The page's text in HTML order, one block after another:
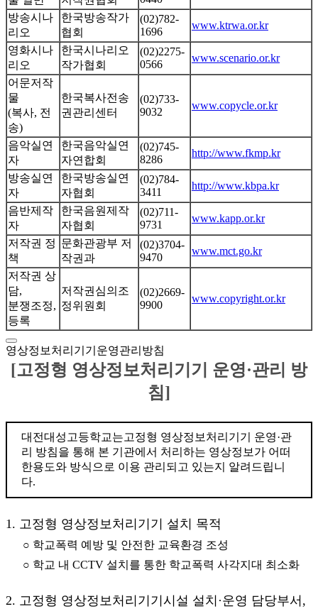
방송시나
리오
한국방송작가
협회
(02)782-
1696
www.ktrwa.or.kr
영화시나
리오
한국시나리오
작가협회
(02)2275-
0566
www.scenario.or.kr
어문저작
물
(복사, 전
송)
한국복사전송
권관리센터
(02)733-
9032
www.copycle.or.kr
음악실연
자
한국음악실연
자연합회
(02)745-
8286
http://www.fkmp.kr
방송실연
자
한국방송실연
자협회
(02)784-
3411
http://www.kbpa.kr
음반제작
자
한국음원제작
자협회
(02)711-
9731
www.kapp.or.kr
저작권 정
책
문화관광부 저
작권과
(02)3704-
9470
www.mct.go.kr
저작권 상
담,
분쟁조정,
등록
저작권심의조
정위원회
(02)2669-
9900
www.copyright.or.kr
영상정보처리기기운영관리방침
[고정형 영상정보처리기기 운영·관리 방
침]
대전대성고등학교는고정형 영상정보처리기기 운영·관
리 방침을 통해 본 기관에서 처리하는 영상정보가 어떠
한용도와 방식으로 이용 관리되고 있는지 알려드립니
다.
1. 고정형 영상정보처리기기 설치 목적
○ 학교폭력 예방 및 안전한 교육환경 조성
○ 학교 내 CCTV 설치를 통한 학교폭력 사각지대 최소화
2. 고정형 영상정보처리기기시설 설치·운영 담당부서,